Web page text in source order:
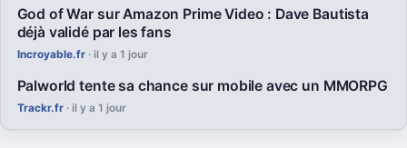
God of War sur Amazon Prime Video : Dave Bautista
déjà validé par les fans
Incroyable.fr· il y a 1 jour
Palworld tente sa chance sur mobile avec un MMORPG
Trackr.fr· il y a 1 jour